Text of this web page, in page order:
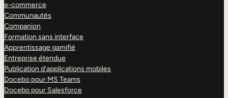
e-commerce
Communautés
Companion
Formation sans interface
Apprentissage gamifié
Entreprise étendue
Publication d’applications mobiles
Docebo pour MS Teams
Docebo pour Salesforce